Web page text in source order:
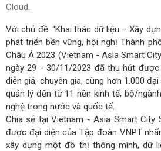
Cloud.
Với chủ đề: “Khai thác dữ liệu – Xây
phát triển bền vững, hội nghị Thành
Châu Á 2023 (Vietnam - Asia Smart
ngày 29 - 30/11/2023 đã thu hút
diễn giả, chuyên gia, cùng hơn 1.000
quản lý đến từ 11 nền kinh tế, bộ/
nghệ trong nước và quốc tế.
Chia sẻ tại Vietnam - Asia Smart City
được đại diện của Tập đoàn VNPT
xây dựng một đô thị thông mình, dữ